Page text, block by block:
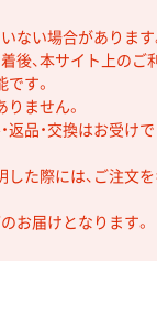
ない場合があります
後、本サイト上のご
す。
ません。
返品・交換はお受けで
た際には、ご注文を
お届けとなります。